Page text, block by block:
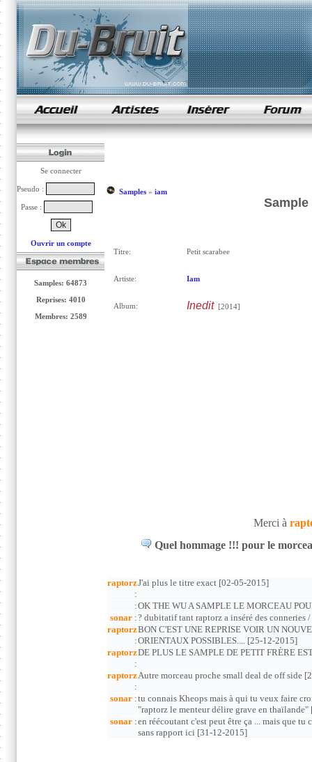
samples de rap
Se connecter
Pseudo :
Passe :
Ouvrir un compte
Samples: 64873
Reprises: 4010
Membres: 2589
Samples» iam
Sample
Titre: Petit scarabee
Artiste: Iam
Album: Inedit[2014]
Merci à
Quel hommage !!! pour le
raptorz
:
J'ai plus le titre exact [02-05-2015]
:OK THE WU A SAMPLE LE MORCEAU
sonar:? dubitatif tant raptorz a inséré des conneries
raptorz
:
BON C'EST UNE REPRISE VOIR UN
ORIENTAUX POSSIBLES.... [25-12-2015]
raptorz
:
DE PLUS LE SAMPLE DE PETIT FRÈRE
raptorz
:
Autre morceau proche small deal de off side
sonar:tu connais Kheops mais à qui tu veux faire
"raptorz le menteur délire grave en
sonar:en réécoutant c'est peut être ça ... mais que tu
sans rapport ici [31-12-2015]